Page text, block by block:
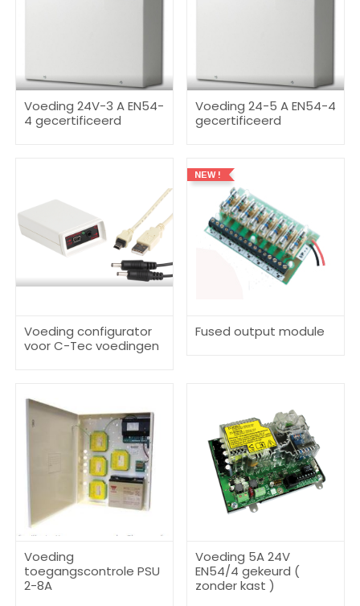
Voeding 24V-3 A EN54-
4 gecertificeerd
Voeding 24-5 A EN54-4
gecertificeerd
Voeding configurator
voor C-Tec voedingen
NEW !
Fused output module
Voeding
toegangscontrole PSU
2-8A
Voeding 5A 24V
EN54/4 gekeurd (
zonder kast )